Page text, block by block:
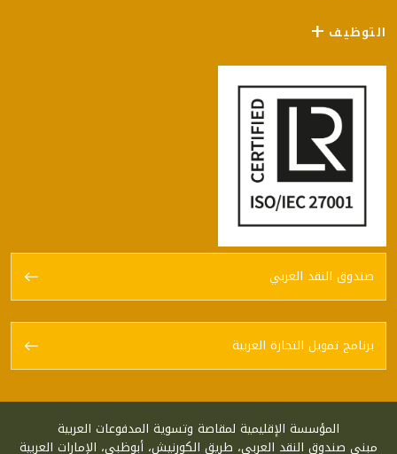
التوظيف
صندوق النقد العربي
برنامج تمويل التجارة العربية
المؤسسة الإقليمية لمقاصة وتسوية المدفوعات العربية
مبنى صندوق النقد العربي، طريق الكورنيش، أبوظبي، الإمارات العربية